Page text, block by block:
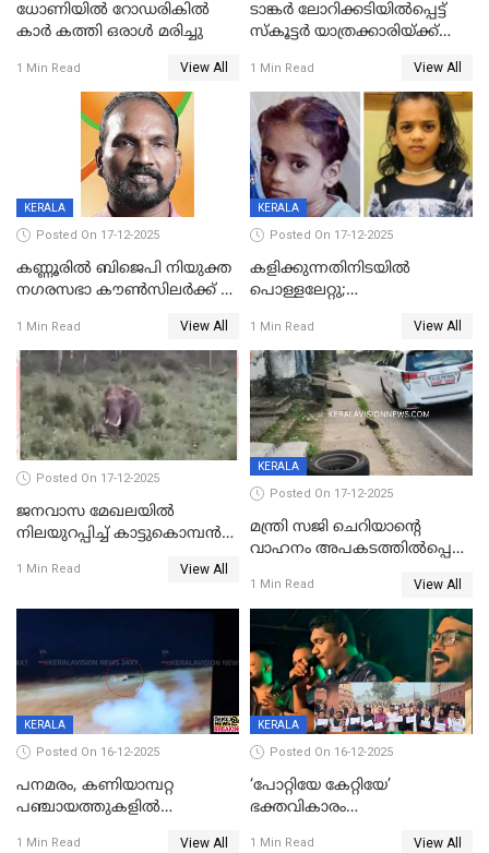
ധോണിയിൽ റോഡരികിൽ
കാർ കത്തി ഒരാൾ മരിച്ചു
1 Min Read View All
ടാങ്കർ ലോറിക്കടിയിൽപ്പെട്ട്
സ്കൂട്ടർ യാത്രക്കാരിയ്ക്ക്
കണ്ടോത്ത് ദേശീയ പാതയിൽ
1 Min Read View All
KERALA
Posted On 17-12-2025
കണ്ണൂരിൽ ബിജെപി നിയുക്ത
നഗരസഭാ കൗൺസിലർക്ക് 36
1 Min Read View All
KERALA
Posted On 17-12-2025
കളിക്കുന്നതിനിടയിൽ
പൊള്ളലേറ്റു;
ക്ലാസ് വിദ്യാർത്ഥിനി മരിച്ചു
1 Min Read View All
Posted On 17-12-2025
ജനവാസ മേഖലയില്‍
നിലയുറപ്പിച്ച് കാട്ടുകൊമ്പന്‍
1 Min Read View All
KERALA
Posted On 17-12-2025
മന്ത്രി സജി ചെറിയാന്റെ
വാഹനം അപകടത്തിൽപ്പെട്ടു;
രക്ഷപ്പെട്ടത് തലനാരിടയ്ക്ക്
1 Min Read View All
KERALA
Posted On 16-12-2025
പനമരം, കണിയാമ്പറ്റ
പഞ്ചായത്തുകളിൽ
1 Min Read View All
KERALA
Posted On 16-12-2025
‘പോറ്റിയേ കേറ്റിയേ’
ഭക്തവികാരം
1 Min Read View All